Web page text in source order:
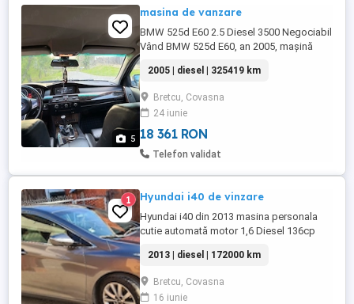
5
masina de vanzare
BMW 525d E60 2.5 Diesel 3500 Negociabil
Vând BMW 525d E60, an 2005, mașină
renumitul motor 2.5 diesel, recunoscut
pentru fiabilitate, putere și consum
decent. Stage 1, facut la WRT. Motorul
funcționează foarte bine, fără probleme,
iar kilometrii sunt reali. Mașina ...
2005 | diesel | 325419 km
Bretcu, Covasna
24 iunie
18 361 RON
Telefon validat
1 Hyundai i40 de vinzare
Hyundai i40 din 2013 masina personala
cutie automată motor 1,6 Diesel 136cp
2013 | diesel | 172000 km
Bretcu, Covasna
16 iunie